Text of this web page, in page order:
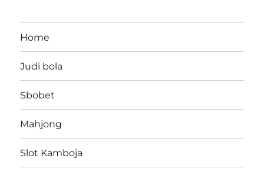
Home
Judi bola
Sbobet
Mahjong
Slot Kamboja